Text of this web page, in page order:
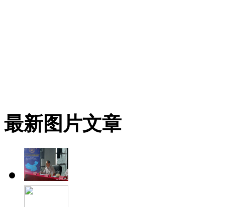
最新图片文章